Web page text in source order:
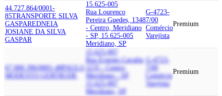
44.727.864/0001-
85TRANSPORTE SILVA
GASPAREDNEIA
JOSIANE DA SILVA
GASPAR
15.625-005
Rua Lourenco
Pereira Guedes, 1348
- Centro, Meridiano
- SP, 15.625-005
Meridiano, SP
G-4723-
7/00
Comércio
Varejista
Premium
67.000.396/0001-48PAULO
MODESTO GERTRUDE
15.625-007
Rua Ernesto Cavalin,
2235 - Centro,
Meridiano - SP,
15.625-007
Meridiano, SP
G-4723-
7/00
Comércio
Varejista
Premium